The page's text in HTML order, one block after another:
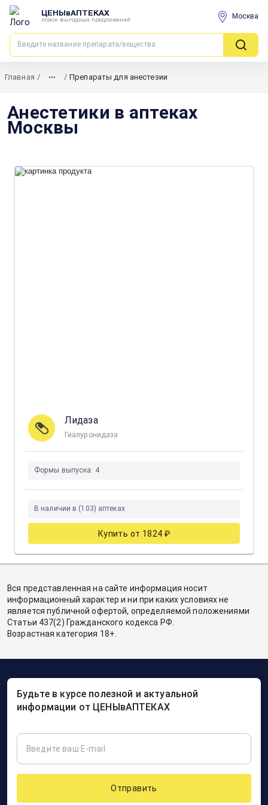
ЦЕНЫвАПТЕКАХ
поиск выгодных предложений Москва
Главная / / Препараты для анестезии
Анестетики в аптеках
Москвы
Лидаза
Гиалуронидаза
Формы выпуска: 4
В наличии в (103) аптеках
Купить от 1824 ₽
Вся представленная на сайте информация носит
информационный характер и ни при каких условиях не
является публичной офертой, определяемой положениями
Статьи 437(2) Гражданского кодекса РФ.
Возрастная категория 18+.
Будьте в курсе полезной и актуальной
информации от ЦЕНЫвАПТЕКАХ
Отправить